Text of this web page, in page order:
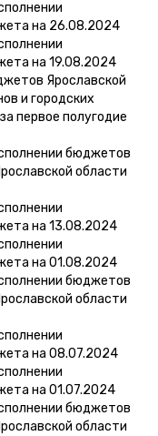
на 26.08.2024
на 19.08.2024
Ярославской
и городских
первое полугодие
бюджетов
области
на 13.08.2024
на 01.08.2024
бюджетов
области
на 08.07.2024
на 01.07.2024
бюджетов
области